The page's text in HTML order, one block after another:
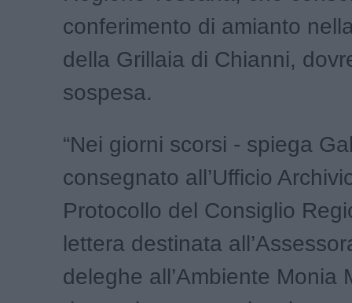
conferimento di amianto
della Grillaia di Chianni,
sospesa.
“Nei giorni scorsi - spiega
consegnato all’Ufficio
Protocollo del Consiglio
lettera destinata
deleghe all’Ambiente Monia